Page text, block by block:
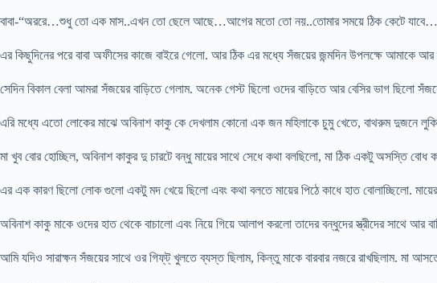
বাবা-“অররে…শুধু তো এক মাস..এখন তো ছেলে আছে…আগের মতো তো নয়..তোমার সময়ে ঠিক কেটে
এর কিছুদিনের পরে বাবা অফীসের কাজে বাইরে গেলো. আর ঠিক এর মধ্যে সঁজয়ের জন্মদিন উপলক্ষে আমাকে
সেদিন বিকাল বেলা আমরা সঁজয়ের বাড়িতে গেলাম. অনেক গেস্ট ছিলো ওদের বাড়িতে আর বেসির ভাগ ছিলো
এরি মধ্যে এতো লোকের মাঝে অবিনাশ কাকু কে দেখলাম কোনো এক জন মহিলাকে চুমু খেতে, বাথরুম দুজনে
মা খুব বোর হোচ্ছিল, অবিনাশ কাকুর দু চারটে বন্ধু মায়ের সাথে সেধে কথা বলছিলো, মা ঠিক একটু অসস্তি বোধ
এর এক কারণ ছিলো লোক গুলো একটু মদ খেয়ে ছিলো এবং কথা বলতে মায়ের পিঠে কাধে হাত বোলাচ্ছিলো. মায়ের
অবিনাশ কাকু মাকে ওদের হাত থেকে বাচালো এবং নিয়ে গিয়ে আলাপ করলো তাদের বন্ধুদের স্ত্রীদের সাথে আর
আমি যদিও সারাক্ষন সঁজয়ের সাথে ওর গিফ্‌ট্ খুলতে ব্যস্ত ছিলাম, কিন্তু মাকে বারবার নজরে রাখছিলাম. মা